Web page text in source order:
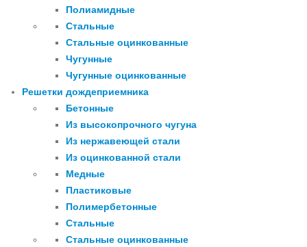
Полиамидные
Стальные
Стальные оцинкованные
Чугунные
Чугунные оцинкованные
Решетки дождеприемника
Бетонные
Из высокопрочного чугуна
Из нержавеющей стали
Из оцинкованной стали
Медные
Пластиковые
Полимербетонные
Стальные
Стальные оцинкованные